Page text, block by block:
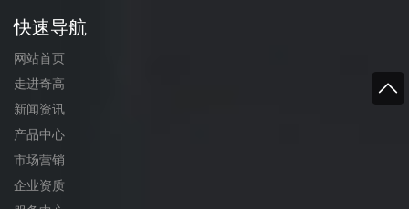
快速导航
网站首页
走进奇高
新闻资讯
产品中心
市场营销
企业资质